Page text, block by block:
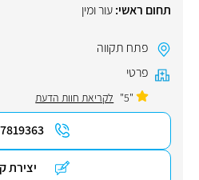
תחום ראשי:עור ומין
פתח תקווה
פרטי
"5" לקריאת חוות הדעת
יצירת